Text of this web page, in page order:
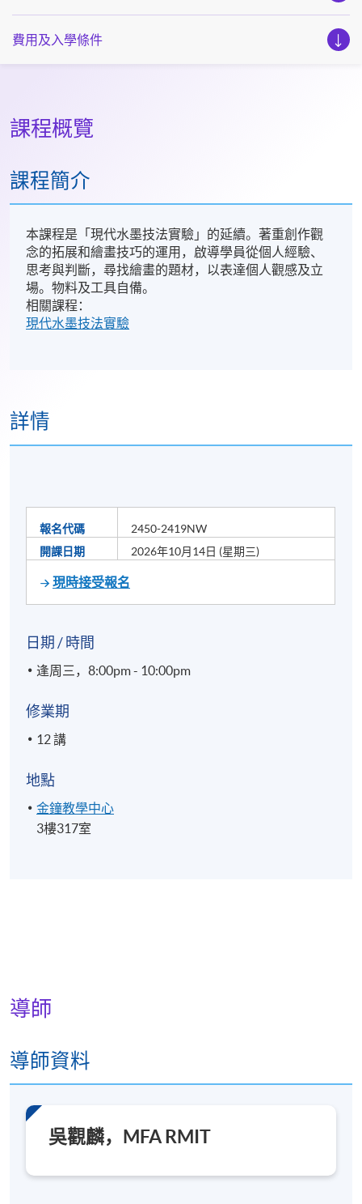
費用及入學條件
課程概覽
課程簡介
本課程是「現代水墨技法實驗」的延續。著重創作觀
念的拓展和繪畫技巧的運用，啟導學員從個人經驗、
思考與判斷，尋找繪畫的題材，以表達個人觀感及立
場。物料及工具自備。
相關課程：
現代水墨技法實驗
詳情
報名代碼
2450-2419NW
開課日期
2026年10月14日 (星期三)
現時接受報名
日期 / 時間
逢周三，8:00pm - 10:00pm
修業期
12 講
地點
金鐘教學中心
3樓317室
導師
導師資料
吳觀麟，MFA RMIT